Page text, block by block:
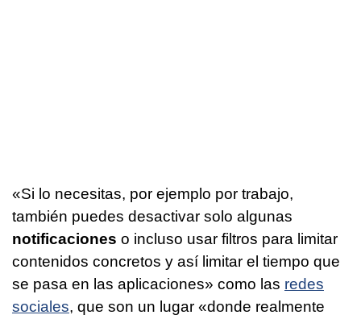
«Si lo necesitas, por ejemplo por trabajo,
también puedes desactivar solo algunas
notificaciones o incluso usar filtros para limitar
contenidos concretos y así limitar el tiempo que
se pasa en las aplicaciones» como las redes
sociales, que son un lugar «donde realmente